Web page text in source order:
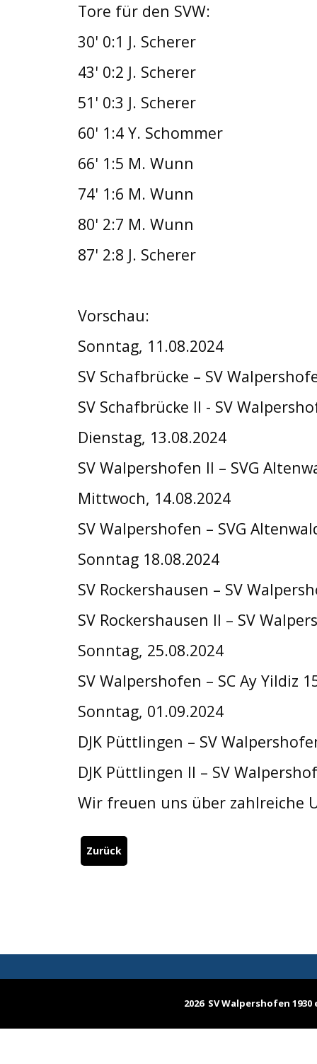
Tore für den SVW:
30' 0:1 J. Scherer
43' 0:2 J. Scherer
51' 0:3 J. Scherer
60' 1:4 Y. Schommer
66' 1:5 M. Wunn
74' 1:6 M. Wunn
80' 2:7 M. Wunn
87' 2:8 J. Scherer
Vorschau:
Sonntag, 11.08.2024
SV Schafbrücke – SV
SV Schafbrücke II - SV
Dienstag, 13.08.2024
SV Walpershofen II – SVG
Mittwoch, 14.08.2024
SV Walpershofen – SVG
Sonntag 18.08.2024
SV Rockershausen – SV
SV Rockershausen II – SV
Sonntag, 25.08.2024
SV Walpershofen – SC Ay Yildiz
Sonntag, 01.09.2024
DJK Püttlingen – SV
DJK Püttlingen II – SV
Wir freuen uns über zahlreiche
Zurück
2026 SV Walpershofen